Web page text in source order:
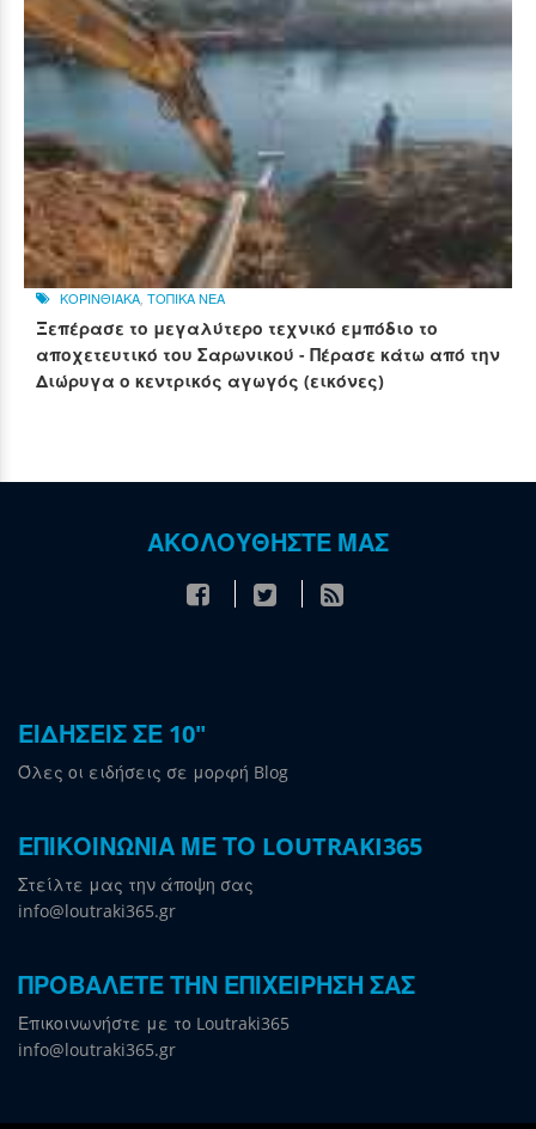
ΚΟΡΙΝΘΙΑΚΑ ΤΟΠΙΚΑ ΝΕΑ
Ξεπέρασε το μεγαλύτερο τεχνικό εμπόδιο το
αποχετευτικό του Σαρωνικού - Πέρασε κάτω από την
Διώρυγα ο κεντρικός αγωγός (εικόνες)
ΑΚΟΛΟΥΘΗΣΤΕ ΜΑΣ
ΕΙΔΗΣΕΙΣ ΣΕ 10"
Όλες οι ειδήσεις σε μορφή Blog
ΕΠΙΚΟΙΝΩΝΙΑ ΜΕ ΤΟ LOUTRAKI365
Στείλτε μας την άποψη σας
info@loutraki365.gr
ΠΡΟΒΑΛΕΤΕ ΤΗΝ ΕΠΙΧΕΙΡΗΣΗ ΣΑΣ
Επικοινωνήστε με το Loutraki365
info@loutraki365.gr